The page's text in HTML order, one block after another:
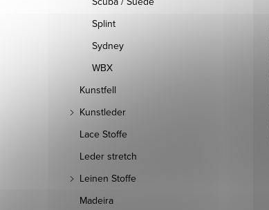
Splint
Sydney
WBX
Kunstfell
Kunstleder
Lace Stoffe
Leder stretch
Leinen Stoffe
Madeira